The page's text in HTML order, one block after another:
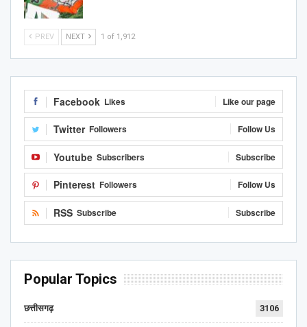
PREV NEXT 1 of 1,912
Facebook Likes Like our page
Twitter Followers Follow Us
Youtube Subscribers Subscribe
Pinterest Followers Follow Us
RSS Subscribe Subscribe
Popular Topics
छत्तीसगढ़ 3106